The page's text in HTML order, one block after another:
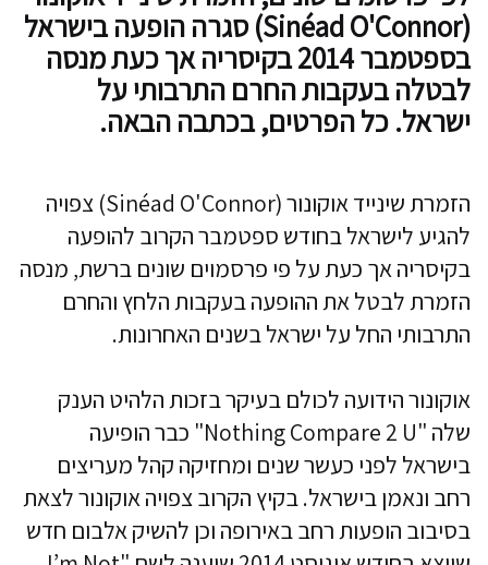
(Sinéad O'Connor) סגרה הופעה בישראל
בספטמבר 2014 בקיסריה אך כעת מנסה
לבטלה בעקבות החרם התרבותי על
ישראל. כל הפרטים, בכתבה הבאה.
הזמרת שינייד אוקונור (Sinéad O'Connor) צפויה
להגיע לישראל בחודש ספטמבר הקרוב להופעה
בקיסריה אך כעת על פי פרסמוים שונים ברשת, מנסה
הזמרת לבטל את ההופעה בעקבות הלחץ והחרם
התרבותי החל על ישראל בשנים האחרונות.
אוקונור הידועה לכולם בעיקר בזכות הלהיט הענק
שלה "Nothing Compare 2 U" כבר הופיעה
בישראל לפני כעשר שנים ומחזיקה קהל מעריצים
רחב ונאמן בישראל. בקיץ הקרוב צפויה אוקונור לצאת
בסיבוב הופעות רחב באירופה וכן להשיק אלבום חדש